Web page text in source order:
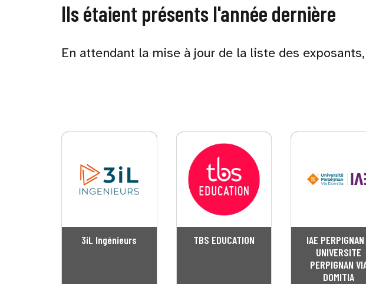
Ils étaient présents l'année dernière
En attendant la mise à jour de la liste des
3iL Ingénieurs TBS EDUCATION
IAE
UNIVERSITE
PERPIGNAN
DOMITIA